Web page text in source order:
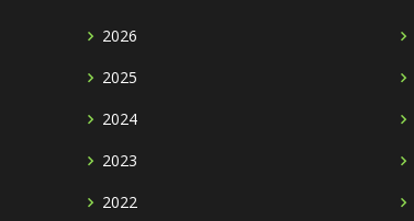
2026
2025
2024
2023
2022